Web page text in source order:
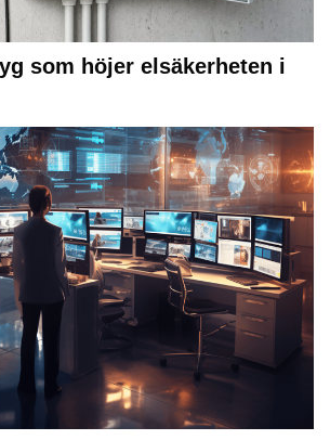
som höjer elsäkerheten i